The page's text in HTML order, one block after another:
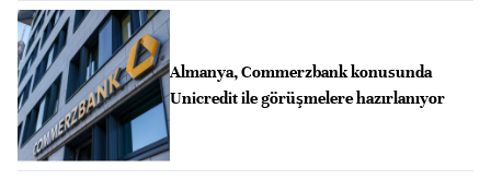
Almanya, Commerzbank konusunda
Unicredit ile görüşmelere hazırlanıyor